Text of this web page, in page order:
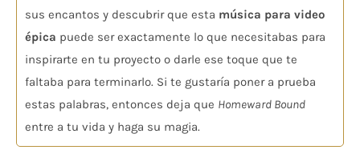
sus encantos y descubrir que esta música para video
épica puede ser exactamente lo que necesitabas para
inspirarte en tu proyecto o darle ese toque que te
faltaba para terminarlo. Si te gustaría poner a prueba
estas palabras, entonces deja que Homeward Bound
entre a tu vida y haga su magia.